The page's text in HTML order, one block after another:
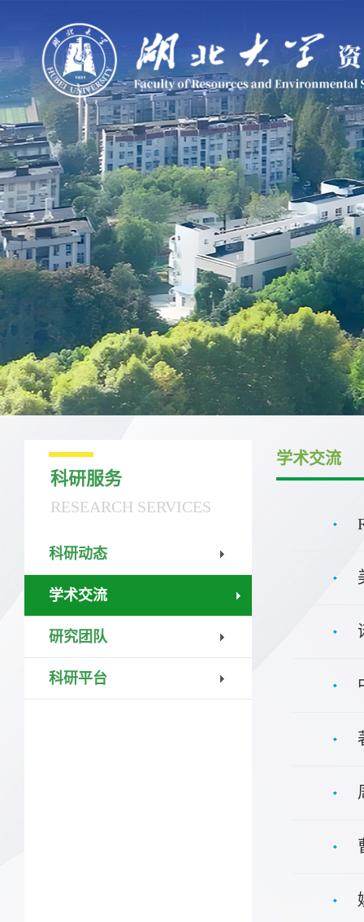
科研服务
RESEARCH SERVICES
科研动态
学术交流
研究团队
科研平台
学术交流